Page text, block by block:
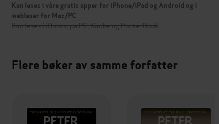
Kan leses i våre gratis apper for iPhone/iPad og Android og i
webleser for Mac/PC
Kan leses i iBooks, på PC, Kindle og PocketBook
Flere bøker av samme forfatter